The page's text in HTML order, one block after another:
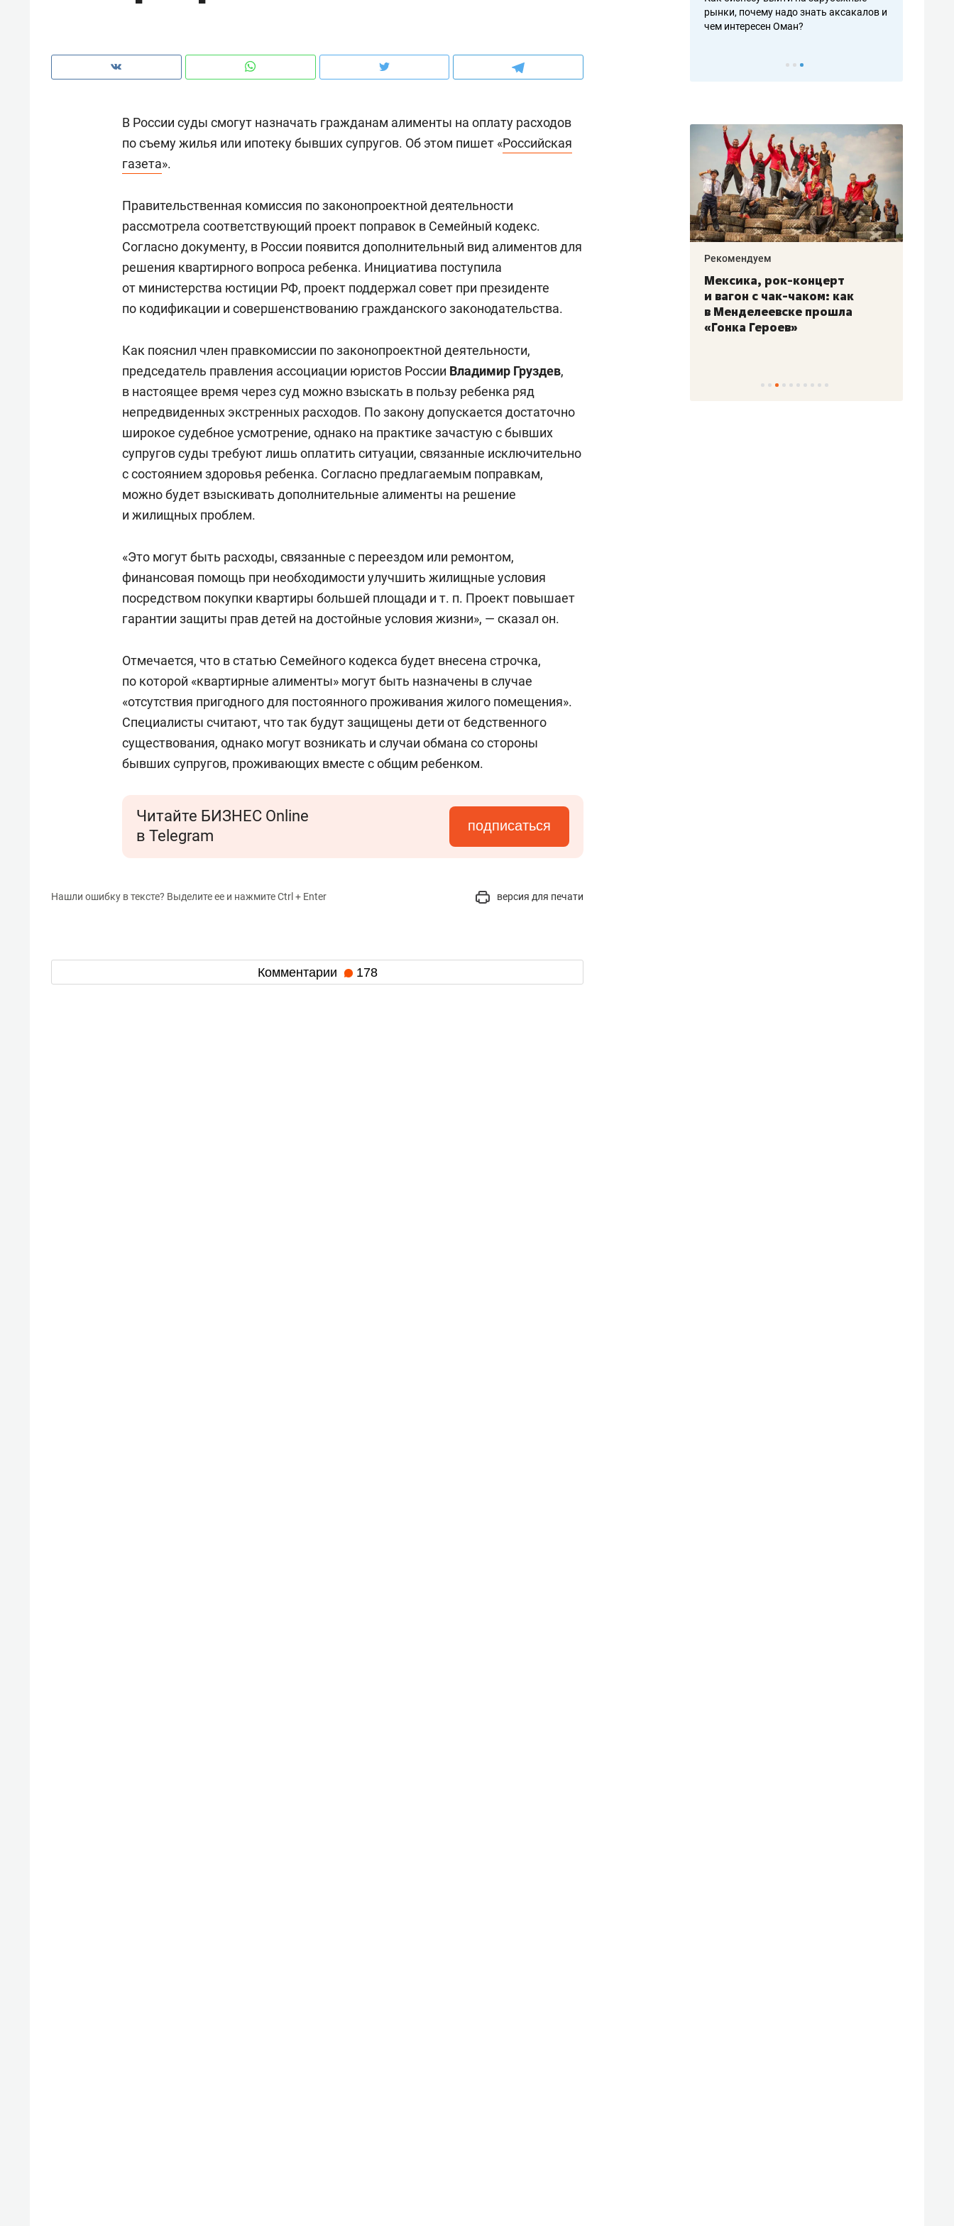
В России суды смогут назначать гражданам алименты на оплату расходов
по съему жилья или ипотеку бывших супругов. Об этом пишет «Российская
газета».
Правительственная комиссия по законопроектной деятельности
рассмотрела соответствующий проект поправок в Семейный кодекс.
Согласно документу, в России появится дополнительный вид алиментов для
решения квартирного вопроса ребенка. Инициатива поступила
от министерства юстиции РФ, проект поддержал совет при президенте
по кодификации и совершенствованию гражданского законодательства.
Как пояснил член правкомиссии по законопроектной деятельности,
председатель правления ассоциации юристов России Владимир Груздев,
в настоящее время через суд можно взыскать в пользу ребенка ряд
непредвиденных экстренных расходов. По закону допускается достаточно
широкое судебное усмотрение, однако на практике зачастую с бывших
супругов суды требуют лишь оплатить ситуации, связанные исключительно
с состоянием здоровья ребенка. Согласно предлагаемым поправкам,
можно будет взыскивать дополнительные алименты на решение
и жилищных проблем.
«Это могут быть расходы, связанные с переездом или ремонтом,
финансовая помощь при необходимости улучшить жилищные условия
посредством покупки квартиры большей площади и т. п. Проект повышает
гарантии защиты прав детей на достойные условия жизни», — сказал он.
Отмечается, что в статью Семейного кодекса будет внесена строчка,
по которой «квартирные алименты» могут быть назначены в случае
«отсутствия пригодного для постоянного проживания жилого помещения».
Специалисты считают, что так будут защищены дети от бедственного
существования, однако могут возникать и случаи обмана со стороны
бывших супругов, проживающих вместе с общим ребенком.
Читайте БИЗНЕС Online
в Telegram
подписаться
Нашли ошибку в тексте? Выделите ее и нажмите Ctrl + Enter версия для печати
Комментарии 178
рынки, почему надо знать аксакалов и
чем интересен Оман?
создают оазис жилого
комфорта под Казанью
150 камер до квартиры и Face
ID вместо ключа: какой будет
безопасность в ЖК «Нова»
природе, работа
с ментальным и физическим
Рекомендуем
Мексика, рок-концерт
и вагон с чак-чаком: как
в Менделеевске прошла
«Гонка Героев»